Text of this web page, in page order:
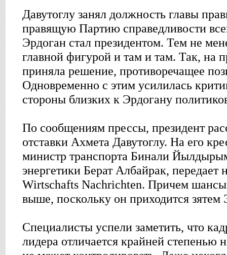
Давутоглу занял должность главы
правящую Партию справедливости
Эрдоган стал президентом. Тем не
главной фигурой и там и там. Так, на
приняла решение, противоречащее
Одновременно с этим усилилась
стороны близких к Эрдогану
По сообщениям прессы, президент
отставки Ахмета Давутоглу. На его
министр транспорта Бинали
энергетики Берат Албайрак, передает
Wirtschafts Nachrichten. Причем шансы
выше, поскольку он приходится зятем
Специалисты успели заметить, что
лидера отличается крайней степенью